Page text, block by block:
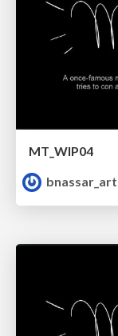
MT_WIP04
bnassar_art